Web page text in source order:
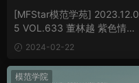
[MFStar模范学苑] 2023.12.0
5 VOL.633 董林越 紫色情趣
内依[65P/717MB]
2024-02-22
模范学院